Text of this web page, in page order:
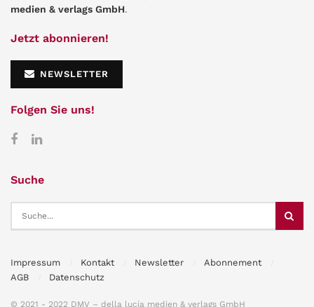
medien & verlags GmbH.
Jetzt abonnieren!
NEWSLETTER
Folgen Sie uns!
Suche
Impressum Kontakt Newsletter
Abonnement
AGB
Datenschutz
© 2021 - 2022 DMV – della lucia medien & verlags GmbH